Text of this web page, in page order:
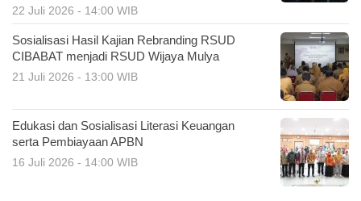
22 Juli 2026 - 14:00 WIB
Sosialisasi Hasil Kajian Rebranding RSUD
CIBABAT menjadi RSUD Wijaya Mulya
21 Juli 2026 - 13:00 WIB
Edukasi dan Sosialisasi Literasi Keuangan
serta Pembiayaan APBN
16 Juli 2026 - 14:00 WIB